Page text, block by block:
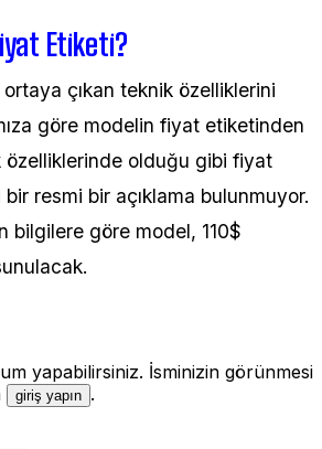
Etiketi?
çıkan teknik özelliklerini
göre modelin fiyat etiketinden
özelliklerinde olduğu gibi fiyat
resmi bir açıklama bulunmuyor.
bilgilere göre model, 110$
yapabilirsiniz. İsminizin görünmesi
giriş yapın .